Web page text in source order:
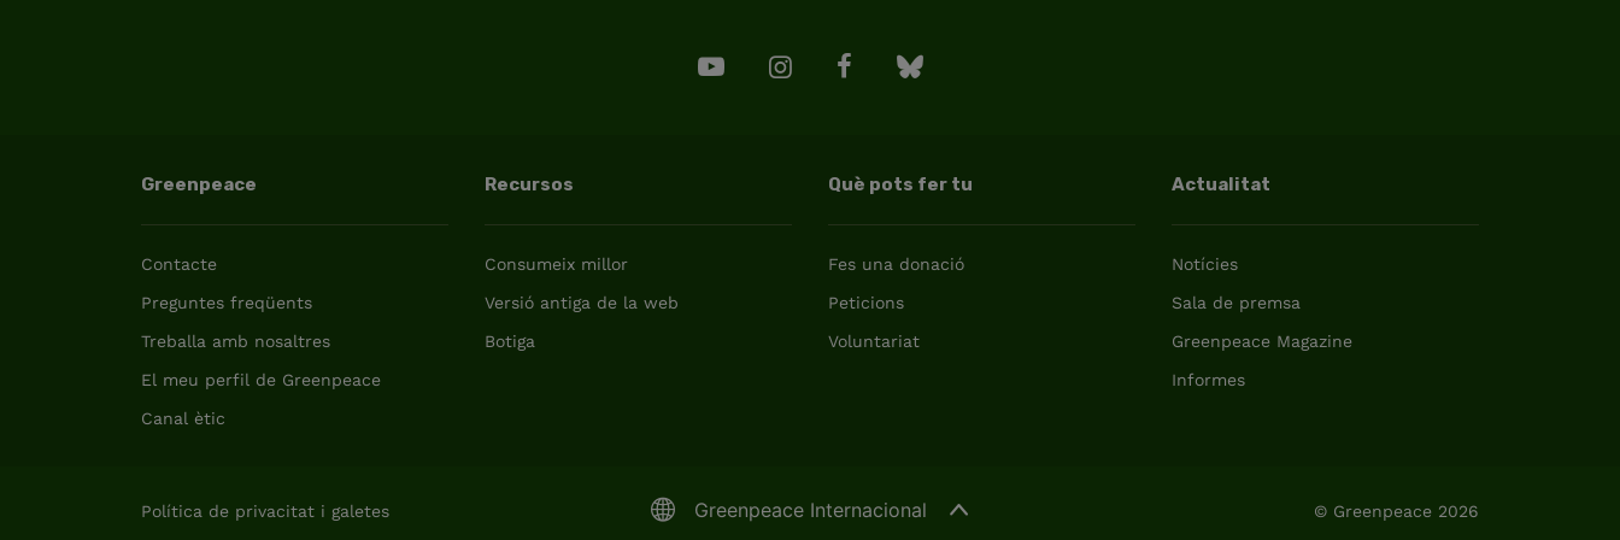
Greenpeace
Contacte
Preguntes freqüents
Treballa amb nosaltres
El meu perfil de Greenpeace
Canal ètic
Recursos
Consumeix millor
Versió antiga de la web
Botiga
Què pots fer tu
Fes una donació
Peticions
Voluntariat
Actualitat
Notícies
Sala de premsa
Greenpeace Magazine
Informes
Política de privacitat i galetes Greenpeace Internacional © Greenpeace 2026
International (English) East Asia (简体中文) Italy (Italiano) Romania (Român)